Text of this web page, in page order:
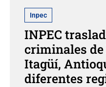
Inpec
INPEC
criminales de
Itagüí,
diferentes